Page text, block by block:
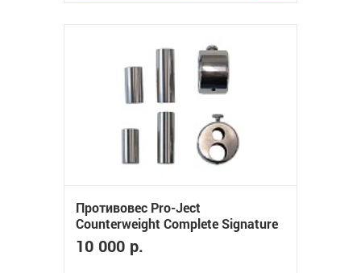
Противовес Pro-Ject
Counterweight Complete Signature
12
10 000 р.